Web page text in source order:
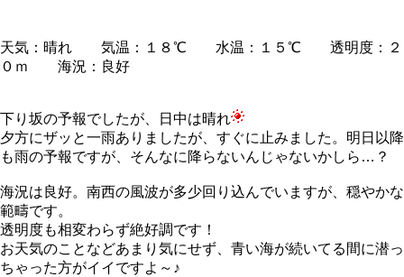
天気：晴れ 気温：１８℃ 水温：１５℃ 透明度：２
０ｍ 海況：良好
下り坂の予報でしたが、日中は晴れ
夕方にザッと一雨ありましたが、すぐに止みました。明日以降
も雨の予報ですが、そんなに降らないんじゃないかしら…？
海況は良好。南西の風波が多少回り込んでいますが、穏やかな
範疇です。
透明度も相変わらず絶好調です！
お天気のことなどあまり気にせず、青い海が続いてる間に潜っ
ちゃった方がイイですよ ～♪